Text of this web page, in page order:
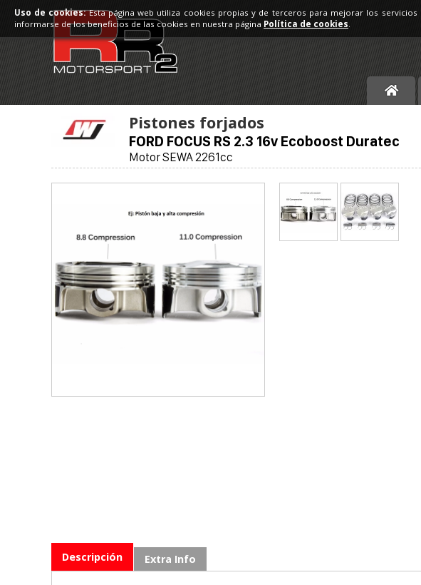
Pistones forjados
FORD FOCUS RS 2.3 16v Ecoboost Duratec
Motor SEWA 2261cc
Descripción Extra Info
Uso de cookies:Esta página web utiliza cookies propias y de terceros para mejorar los
informarse de los beneficios de las cookies en nuestra página Política de cookies.